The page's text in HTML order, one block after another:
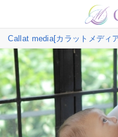
Callat media[カラットメディ